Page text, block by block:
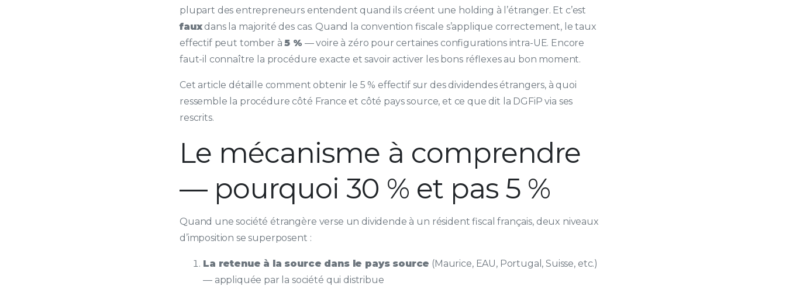
plupart des entrepreneurs entendent quand ils créent une holding à l’étranger. Et c’est
fauxdans la majorité des cas. Quand la convention fiscale s’applique correctement, le taux
effectif peut tomber à5 % — voire à zéro pour certaines configurations intra-UE. Encore
faut-il connaître la procédure exacte et savoir activer les bons réflexes au bon moment.
Cet article détaille comment obtenir le 5 % effectif sur des dividendes étrangers, à quoi
ressemble la procédure côté France et côté pays source, et ce que dit la DGFiP via ses
rescrits.
Le mécanisme à comprendre
— pourquoi 30 % et pas 5 %
Quand une société étrangère verse un dividende à un résident fiscal français, deux niveaux
d’imposition se superposent :
La retenue à la source dans le pays source (Maurice, EAU, Portugal, Suisse, etc.)
— appliquée par la société qui distribue